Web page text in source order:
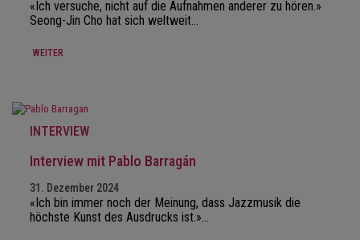
«Ich versuche, nicht auf die Aufnahmen anderer zu hören.»
Seong-Jin Cho hat sich weltweit…
WEITER
INTERVIEW
Interview mit Pablo Barragán
31. Dezember 2024
«Ich bin immer noch der Meinung, dass Jazzmusik die
höchste Kunst des Ausdrucks ist.»…